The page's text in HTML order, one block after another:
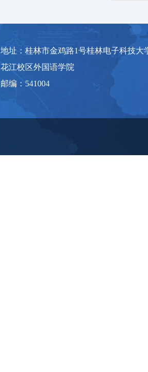
地址：桂林市金鸡路1号桂林电子科技大
花江校区外国语学院
邮编：541004